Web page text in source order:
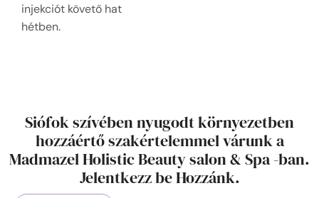
injekciót követő hat
hétben.
Siófok szívében nyugodt környezetben
hozzáértő szakértelemmel várunk a
Madmazel Holistic Beauty salon & Spa -ban.
Jelentkezz be Hozzánk.